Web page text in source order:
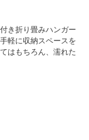
き折り畳みハンガー
軽に収納スペースを
はもちろん、濡れた